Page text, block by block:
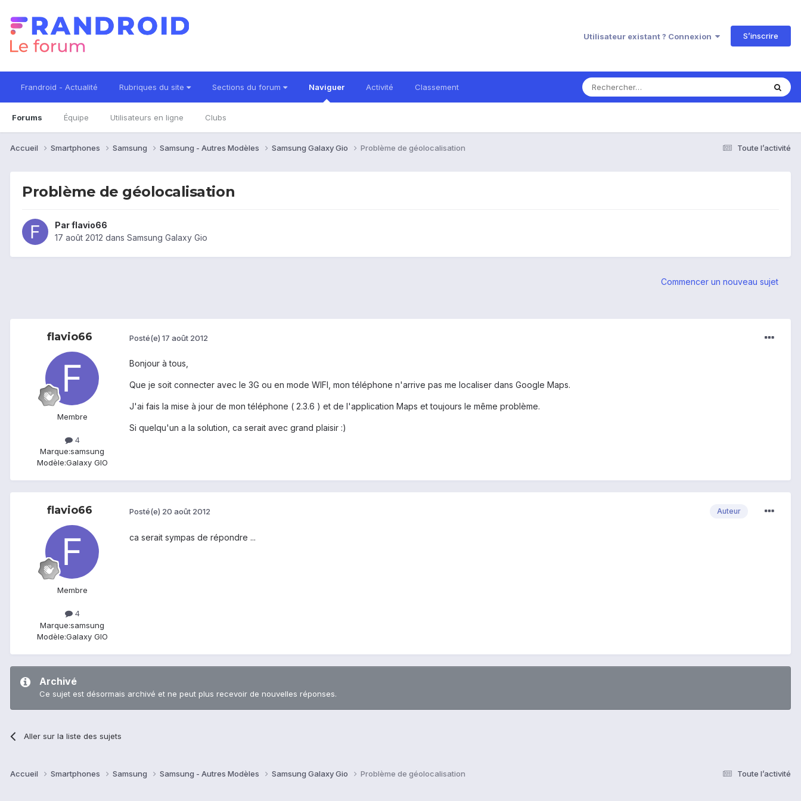
Utilisateur existant ? Connexion S’inscrire
Frandroid - Actualité Rubriques du site Sections du forum Naviguer
Forums Équipe Utilisateurs en ligne Clubs
Activité Classement
Toute l’activité
Accueil Smartphones Samsung Samsung - Autres Modèles Samsung Galaxy Gio Problème de géolocalisation
Problème de géolocalisation
Parflavio66
17 août 2012 dans Samsung Galaxy Gio
Commencer un nouveau sujet
flavio66
Membre
4
Marque:samsung
Modèle:Galaxy GIO
Posté(e) 17 août 2012
Bonjour à tous,
Que je soit connecter avec le 3G ou en mode WIFI, mon téléphone n'arrive pas me localiser dans Google Maps.
J'ai fais la mise à jour de mon téléphone ( 2.3.6 ) et de l'application Maps et toujours le même problème.
Si quelqu'un a la solution, ca serait avec grand plaisir :)
flavio66
Membre
4
Marque:samsung
Modèle:Galaxy GIO
Auteur
Posté(e) 20 août 2012
ca serait sympas de répondre ...
Archivé
Ce sujet est désormais archivé et ne peut plus recevoir de nouvelles réponses.
Aller sur la liste des sujets
Toute l’activité
Accueil Smartphones Samsung Samsung - Autres Modèles Samsung Galaxy Gio Problème de géolocalisation